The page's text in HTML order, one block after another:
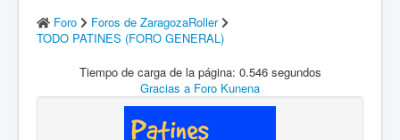
Foro
Foros de ZaragozaRoller
TODO PATINES (FORO GENERAL)
Tiempo de carga de la página: 0.546 segundos
Gracias a Foro Kunena